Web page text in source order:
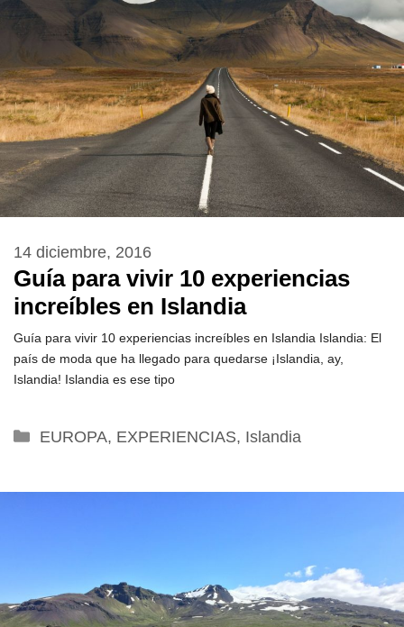
Guía para vivir 10 experiencias
increíbles en Islandia
14 diciembre, 2016
Guía para vivir 10 experiencias increíbles en Islandia Islandia: El
país de moda que ha llegado para quedarse ¡Islandia, ay,
Islandia! Islandia es ese tipo
Categorías
EUROPA, EXPERIENCIAS, Islandia